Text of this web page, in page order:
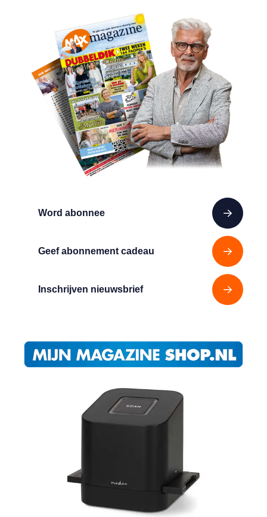
Word abonnee
Geef abonnement cadeau
Inschrijven nieuwsbrief